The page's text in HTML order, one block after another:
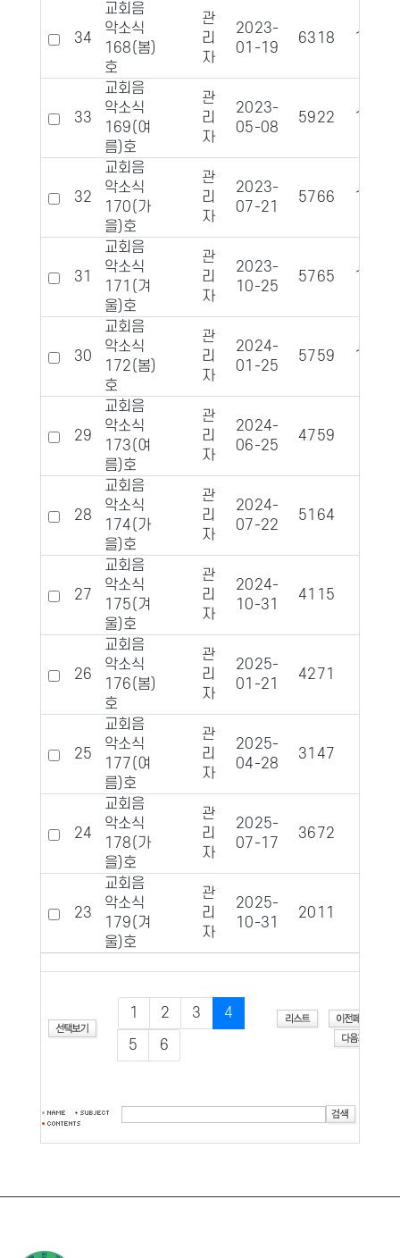
34
교회음
악소식
168(봄)
호
관
리
자
2023-
01-19
6318 1100
33
교회음
악소식
169(여
름)호
관
리
자
2023-
05-08
5922 1080
32
교회음
악소식
170(가
을)호
관
리
자
2023-
07-21
5766 1053
31
교회음
악소식
171(겨
울)호
관
리
자
2023-
10-25
5765 1084
30
교회음
악소식
172(봄)
호
관
리
자
2024-
01-25
5759 1085
29
교회음
악소식
173(여
름)호
관
리
자
2024-
06-25
4759
28
교회음
악소식
174(가
을)호
관
리
자
2024-
07-22
5164
27
교회음
악소식
175(겨
울)호
관
리
자
2024-
10-31
4115
26
교회음
악소식
176(봄)
호
관
리
자
2025-
01-21
4271
25
교회음
악소식
177(여
름)호
관
리
자
2025-
04-28
3147
24
교회음
악소식
178(가
을)호
관
리
자
2025-
07-17
3672
23
교회음
악소식
179(겨
울)호
관
리
자
2025-
10-31
2011
1 2 3
4
5
6